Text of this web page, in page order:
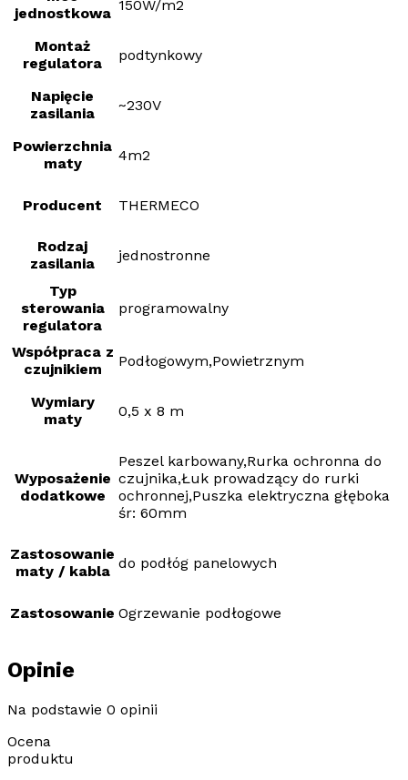
jednostkowa 150W/m2
Montaż
regulatora
podtynkowy
Napięcie
zasilania
~230V
Powierzchnia
maty
4m2
Producent THERMECO
Rodzaj
zasilania
jednostronne
Typ
sterowania
regulatora
programowalny
Współpraca z
czujnikiem
Podłogowym,Powietrznym
Wymiary
maty
0,5 x 8 m
Wyposażenie
dodatkowe
Peszel karbowany,Rurka ochronna do
czujnika,Łuk prowadzący do rurki
ochronnej,Puszka elektryczna głęboka
śr: 60mm
Zastosowanie
maty / kabla do podłóg panelowych
Zastosowanie Ogrzewanie podłogowe
Opinie
Na podstawie 0 opinii
Ocena
produktu